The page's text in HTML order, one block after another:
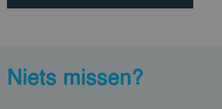
Niets missen?